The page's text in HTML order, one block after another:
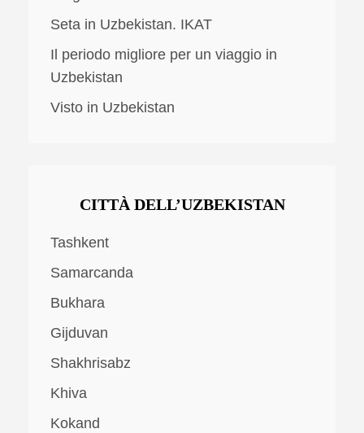
Seta in Uzbekistan. IKAT
Il periodo migliore per un viaggio in
Uzbekistan
Visto in Uzbekistan
CITTÀ DELL’UZBEKISTAN
Tashkent
Samarcanda
Bukhara
Gijduvan
Shakhrisabz
Khiva
Kokand